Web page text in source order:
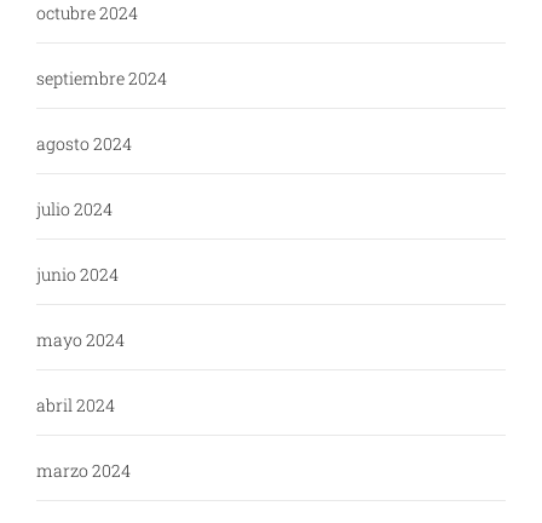
octubre 2024
septiembre 2024
agosto 2024
julio 2024
junio 2024
mayo 2024
abril 2024
marzo 2024